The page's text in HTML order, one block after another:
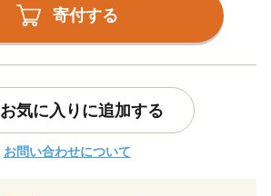
寄付する
お気に入りに追加する
お問い合わせについて